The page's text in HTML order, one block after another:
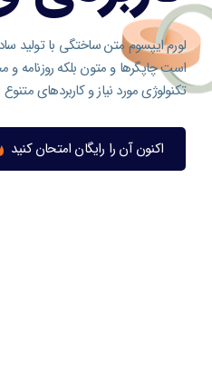
لورم ایپسوم متن ساختگی با تولید
است چاپگرها و متون بلکه روزنامه
تکنولوژی مورد نیاز و کاربردهای
اکنون آن را رایگان امتحان کنید